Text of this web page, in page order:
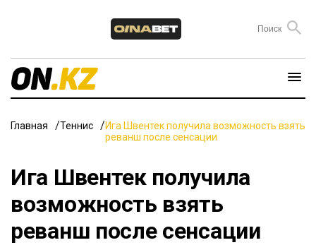
Главная Теннис
Ига Швентек получила возможность взять
реванш после сенсации
Ига Швентек получила
возможность взять
реванш после сенсации